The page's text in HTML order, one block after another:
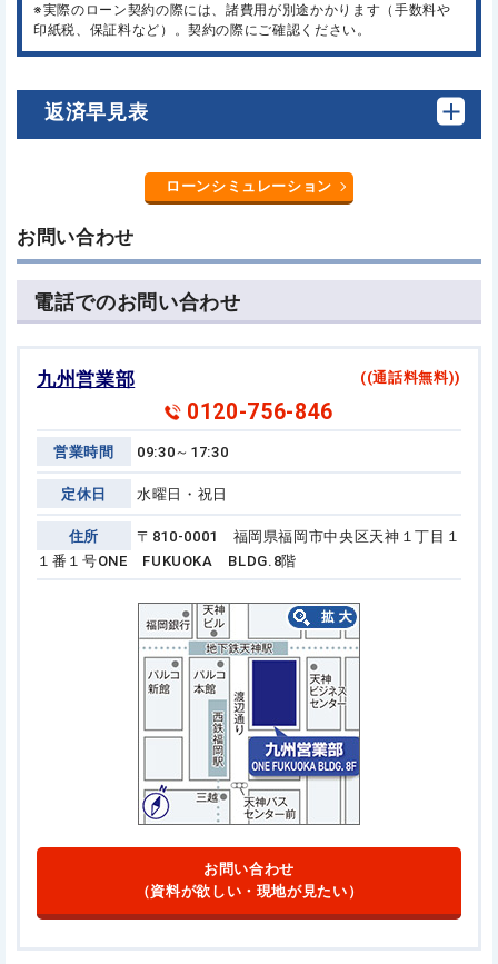
※実際のローン契約の際には、諸費用が別途かかります（手数料や
印紙税、保証料など）。契約の際にご確認ください。
返済早見表
ローンシミュレーション
お問い合わせ
電話でのお問い合わせ
九州営業部 ((通話料無料))
0120-756-846
営業時間 09:30～17:30
定休日 水曜日・祝日
住所
〒810-0001 福岡県福岡市中央区天神１丁目１
１番１号ONE FUKUOKA BLDG.8階
お問い合わせ
（資料が欲しい・現地が見たい）